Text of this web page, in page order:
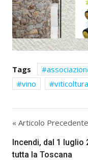
Tags
vino
viticoltura
« Articolo Precedente
Incendi, dal 1 luglio
tutta la Toscana